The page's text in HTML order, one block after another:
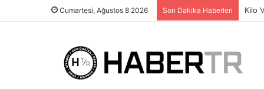
Cumartesi, Ağustos 8 2026 Son Dakika Haberleri Kilo